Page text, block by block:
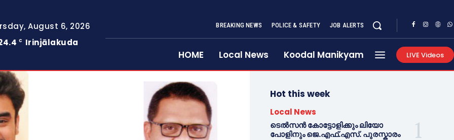
August 6, 2026
C Irinjālakuda
BREAKING NEWS POLICE & SAFETY JOB ALERTS
HOME Local News Koodal Manikyam LIVE Videos
Hot this week
Local News
ടെൽസൻ കോട്ടോളിക്കും ലിയോ
പോളിനും ജെ.എഫ്.എസ്. പുരസ്കാരം